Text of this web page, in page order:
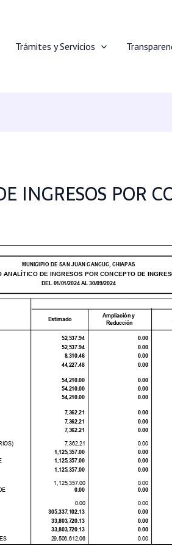
Trámites y Servicios
INGRESOS POR